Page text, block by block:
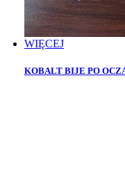
WIĘCEJ
KOBALT BIJE PO